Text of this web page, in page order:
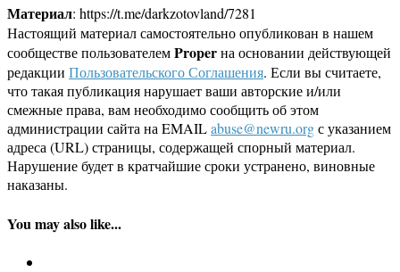
Материал: https://t.me/darkzotovland/7281
Настоящий материал самостоятельно опубликован в нашем
сообществе пользователемProperна основании действующей
редакции Пользовательского Соглашения. Если вы считаете,
что такая публикация нарушает ваши авторские и/или
смежные права, вам необходимо сообщить об этом
администрации сайта на EMAILabuse@newru.orgс указанием
адреса (URL) страницы, содержащей спорный материал.
Нарушение будет в кратчайшие сроки устранено, виновные
наказаны.
You may also like...